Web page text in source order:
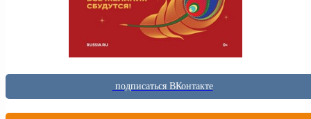
подписаться ВКонтакте